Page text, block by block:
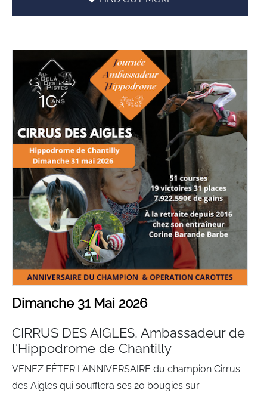
Dimanche 31 Mai 2026
CIRRUS DES AIGLES, Ambassadeur de
l'Hippodrome de Chantilly
VENEZ FÊTER L’ANNIVERSAIRE du champion Cirrus
des Aigles qui soufflera ses 20 bougies sur